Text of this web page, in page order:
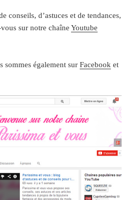
conseils, d’astuces et de tendances,
sur notre chaîneYoutube
sommes également surFacebook et